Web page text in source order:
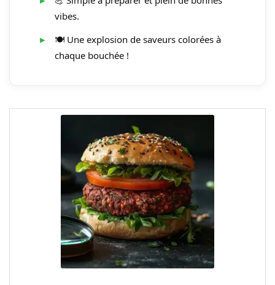
vibes.
🍽️ Une explosion de saveurs colorées à
chaque bouchée !